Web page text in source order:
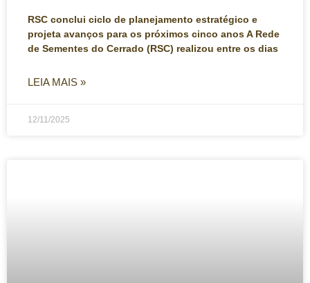
RSC conclui ciclo de planejamento estratégico e
projeta avanços para os próximos cinco anos A Rede
de Sementes do Cerrado (RSC) realizou entre os dias
LEIA MAIS »
12/11/2025